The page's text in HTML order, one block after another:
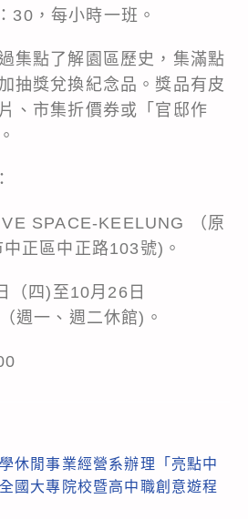
30，每小時一班。
集點了解園區歷史，集滿點
抽獎兌換紀念品。獎品有皮
、市集折價券或「官邸作
SPACE-KEELUNG （原
正區中正路103號)。
（四)至10月26日
週一、週二休館)。
休閒事業經營系辦理「亮點中
國大專院校暨高中職創意遊程